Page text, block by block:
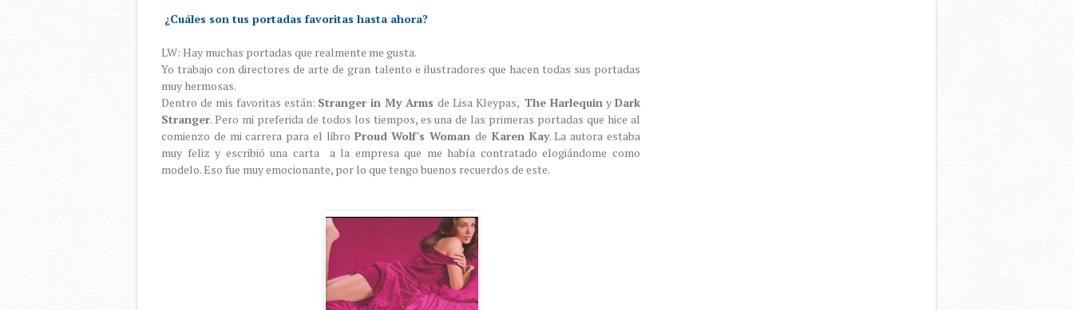
¿Cuáles son tus portadas favoritas hasta ahora?
LW: Hay muchas portadas que realmente me gusta.
Yo trabajo con directores de arte de gran talento e ilustradores que hacen todas sus portadas
muy hermosas.
Dentro de mis favoritas están: Stranger in My Arms de Lisa Kleypas,The Harlequin y Dark
Stranger. Pero mi preferida de todos los tiempos, es una de las primeras portadas que hice al
comienzo de mi carrera para el libro Proud Wolf's Womande Karen Kay. La autora estaba
muy feliz y escribió una carta a la empresa que me había contratado elogiándome como
modelo. Eso fue muy emocionante, por lo que tengo buenos recuerdos de este.